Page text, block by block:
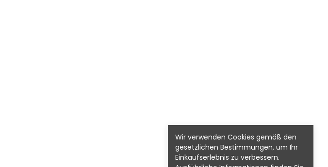
Wir verwenden Cookies gemäß den
gesetzlichen Bestimmungen, um Ihr
Einkaufserlebnis zu verbessern.